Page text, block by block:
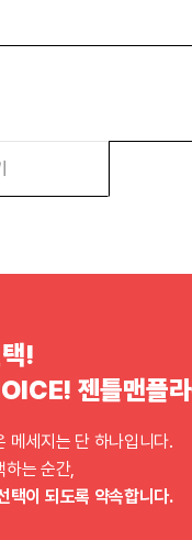
!
젠틀맨플라
메세지는 단 하나입니다.
하는 순간,
택이 되도록 약속합니다.